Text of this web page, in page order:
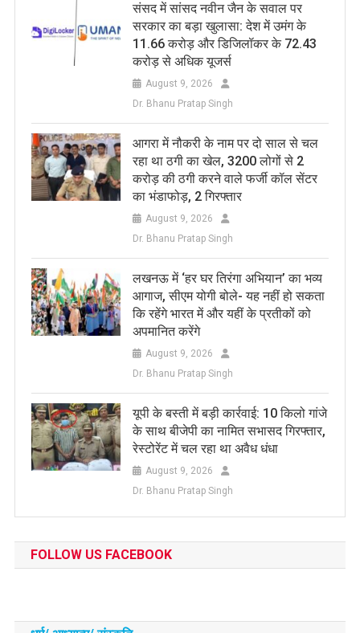
संसद में सांसद नवीन जैन के सवाल पर
सरकार का बड़ा खुलासा: देश में उमंग के
11.66 करोड़ और डिजिलॉकर के 72.43
करोड़ से अधिक यूजर्स
August 9, 2026
Dr. Bhanu Pratap Singh
आगरा में नौकरी के नाम पर दो साल से चल
रहा था ठगी का खेल, 3200 लोगों से 2
करोड़ की ठगी करने वाले फर्जी कॉल सेंटर
का भंडाफोड़, 2 गिरफ्तार
August 9, 2026
Dr. Bhanu Pratap Singh
लखनऊ में ‘हर घर तिरंगा अभियान’ का भव्य
आगाज, सीएम योगी बोले- यह नहीं हो सकता
कि रहेंगे भारत में और यहीं के प्रतीकों को
अपमानित करेंगे
August 9, 2026
Dr. Bhanu Pratap Singh
यूपी के बस्ती में बड़ी कार्रवाई: 10 किलो गांजे
के साथ बीजेपी का नामित सभासद गिरफ्तार,
रेस्टोरेंट में चल रहा था अवैध धंधा
August 9, 2026
Dr. Bhanu Pratap Singh
FOLLOW US FACEBOOK